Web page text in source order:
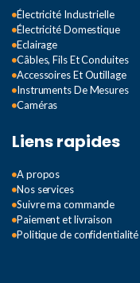
Électricité Industrielle
Électricité Domestique
Eclairage
Câbles, Fils Et Conduites
Accessoires Et Outillage
Instruments De Mesures
Caméras
Liens rapides
A propos
Nos services
Suivre ma commande
Paiement et livraison
Politique de confidentialité